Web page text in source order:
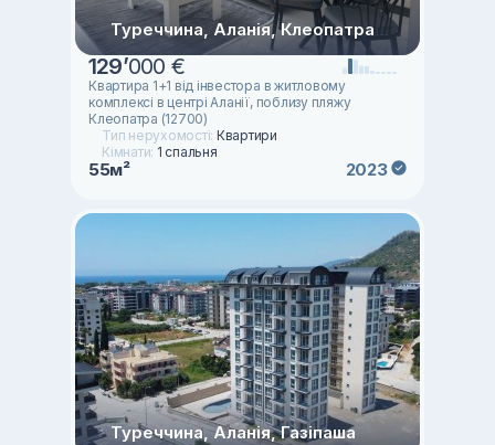
Туреччина, Аланія, Клеопатра
129’000 €
Квартира 1+1 від інвестора в житловому
комплексі в центрі Аланії, поблизу пляжу
Клеопатра (12700)
Тип нерухомості: Квартири
Кімнати: 1 спальня
55м² 2023
Туреччина, Аланія, Газіпаша